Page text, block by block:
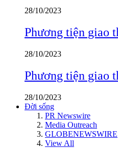
28/10/2023
Phương tiện giao
28/10/2023
Phương tiện giao
28/10/2023
Đời sống
PR Newswire
Media Outreach
GLOBENEWSWIRE
View All